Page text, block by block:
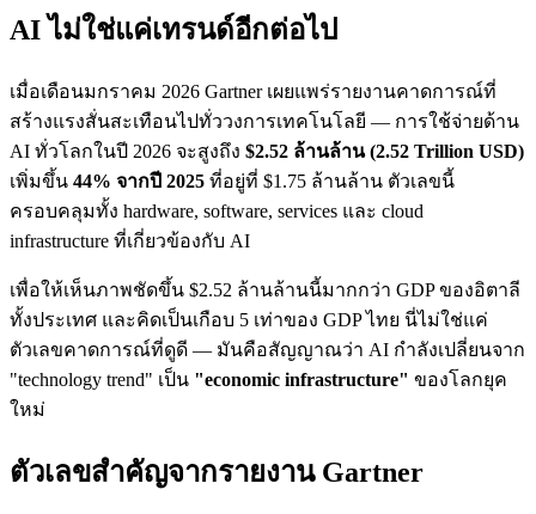
AI ไม่ใช่แค่เทรนด์อีกต่อไป
เมื่อเดือนมกราคม 2026 Gartner เผยแพร่รายงานคาดการณ์ที่
สร้างแรงสั่นสะเทือนไปทั่ววงการเทคโนโลยี — การใช้จ่ายด้าน
AI ทั่วโลกในปี 2026 จะสูงถึง $2.52 ล้านล้าน (2.52 Trillion USD)
เพิ่มขึ้น 44% จากปี 2025 ที่อยู่ที่ $1.75 ล้านล้าน ตัวเลขนี้
ครอบคลุมทั้ง hardware, software, services และ cloud
infrastructure ที่เกี่ยวข้องกับ AI
เพื่อให้เห็นภาพชัดขึ้น $2.52 ล้านล้านนี้มากกว่า GDP ของอิตาลี
ทั้งประเทศ และคิดเป็นเกือบ 5 เท่าของ GDP ไทย นี่ไม่ใช่แค่
ตัวเลขคาดการณ์ที่ดูดี — มันคือสัญญาณว่า AI กำลังเปลี่ยนจาก
"technology trend" เป็น "economic infrastructure" ของโลกยุค
ใหม่
ตัวเลขสำคัญจากรายงาน Gartner